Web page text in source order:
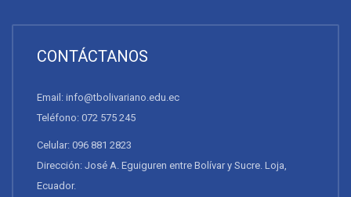
CONTÁCTANOS
Email: info@tbolivariano.edu.ec
Teléfono: 072 575 245
Celular: 096 881 2823
Dirección: José A. Eguiguren entre Bolívar y Sucre. Loja,
Ecuador.